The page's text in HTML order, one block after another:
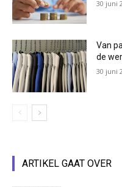
30 juni
Van
de
30 juni
ARTIKEL GAAT OVER